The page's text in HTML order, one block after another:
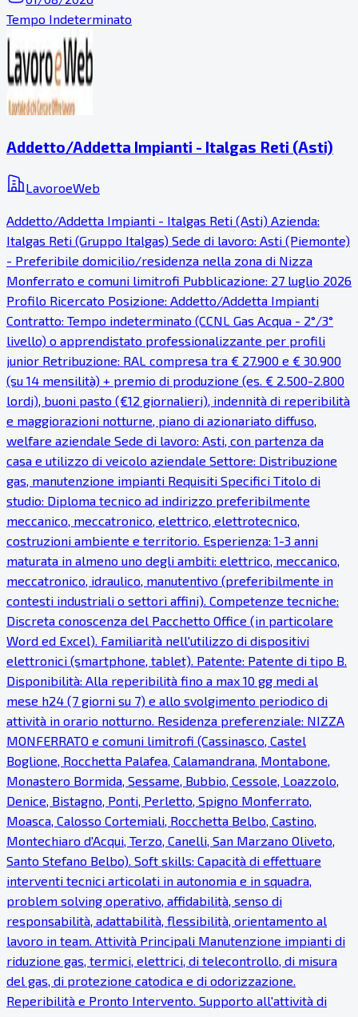
Tempo Indeterminato
Addetto/Addetta Impianti - Italgas Reti (Asti)
LavoroeWeb
Addetto/Addetta Impianti - Italgas Reti (Asti) Azienda:
Italgas Reti (Gruppo Italgas) Sede di lavoro: Asti (Piemonte)
- Preferibile domicilio/residenza nella zona di Nizza
Monferrato e comuni limitrofi Pubblicazione: 27 luglio 2026
Profilo Ricercato Posizione: Addetto/Addetta Impianti
Contratto: Tempo indeterminato (CCNL Gas Acqua - 2°/3°
livello) o apprendistato professionalizzante per profili
junior Retribuzione: RAL compresa tra € 27.900 e € 30.900
(su 14 mensilità) + premio di produzione (es. € 2.500-2.800
lordi), buoni pasto (€12 giornalieri), indennità di reperibilità
e maggiorazioni notturne, piano di azionariato diffuso,
welfare aziendale Sede di lavoro: Asti, con partenza da
casa e utilizzo di veicolo aziendale Settore: Distribuzione
gas, manutenzione impianti Requisiti Specifici Titolo di
studio: Diploma tecnico ad indirizzo preferibilmente
meccanico, meccatronico, elettrico, elettrotecnico,
costruzioni ambiente e territorio. Esperienza: 1-3 anni
maturata in almeno uno degli ambiti: elettrico, meccanico,
meccatronico, idraulico, manutentivo (preferibilmente in
contesti industriali o settori affini). Competenze tecniche:
Discreta conoscenza del Pacchetto Office (in particolare
Word ed Excel). Familiarità nell'utilizzo di dispositivi
elettronici (smartphone, tablet). Patente: Patente di tipo B.
Disponibilità: Alla reperibilità fino a max 10 gg medi al
mese h24 (7 giorni su 7) e allo svolgimento periodico di
attività in orario notturno. Residenza preferenziale: NIZZA
MONFERRATO e comuni limitrofi (Cassinasco, Castel
Boglione, Rocchetta Palafea, Calamandrana, Montabone,
Monastero Bormida, Sessame, Bubbio, Cessole, Loazzolo,
Denice, Bistagno, Ponti, Perletto, Spigno Monferrato,
Moasca, Calosso Cortemiali, Rocchetta Belbo, Castino,
Montechiaro d'Acqui, Terzo, Canelli, San Marzano Oliveto,
Santo Stefano Belbo). Soft skills: Capacità di effettuare
interventi tecnici articolati in autonomia e in squadra,
problem solving operativo, affidabilità, senso di
responsabilità, adattabilità, flessibilità, orientamento al
lavoro in team. Attività Principali Manutenzione impianti di
riduzione gas, termici, elettrici, di telecontrollo, di misura
del gas, di protezione catodica e di odorizzazione.
Reperibilità e Pronto Intervento. Supporto all'attività di